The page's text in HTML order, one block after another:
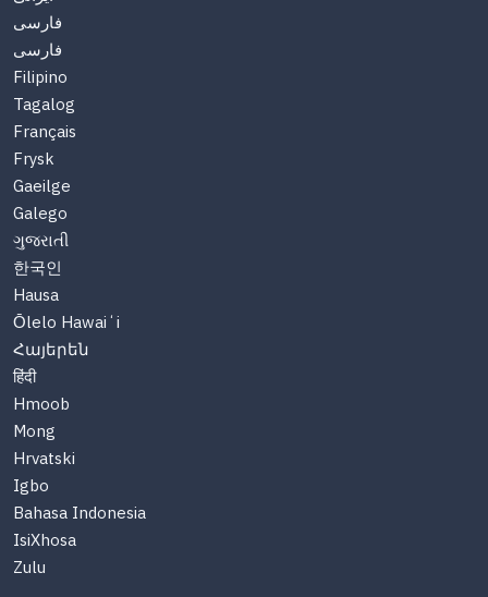
فارسی
فارسی
Filipino
Tagalog
Français
Frysk
Gaeilge
Galego
ગુજરાતી
한국인
Hausa
Ōlelo Hawaiʻi
Հայերեն
हिंदी
Hmoob
Mong
Hrvatski
Igbo
Bahasa Indonesia
IsiXhosa
Zulu